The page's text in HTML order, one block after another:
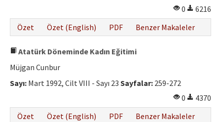
0
6216
Özet
Özet (English) PDF Benzer Makaleler
Atatürk Döneminde Kadın Eğitimi
Müjgan Cunbur
Sayı: Mart 1992, Cilt VIII - Sayı 23 Sayfalar: 259-272
0
4370
Özet
Özet (English) PDF Benzer Makaleler